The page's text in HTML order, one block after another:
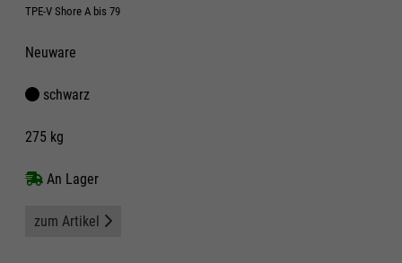
TPE-V Shore A bis 79
Neuware
schwarz
275 kg
An Lager
zum Artikel